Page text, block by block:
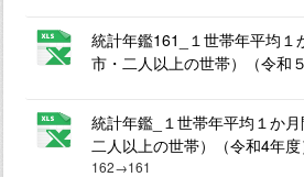
統計年鑑161_１世帯年平均１
市・二人以上の世帯）（令和
統計年鑑_１世帯年平均１か
二人以上の世帯）（令和4年
162→161